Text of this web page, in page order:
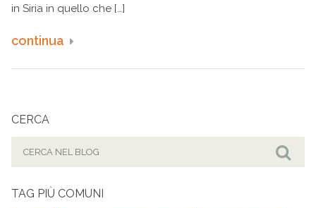
in Siria in quello che […]
continua
CERCA
TAG PIÙ COMUNI